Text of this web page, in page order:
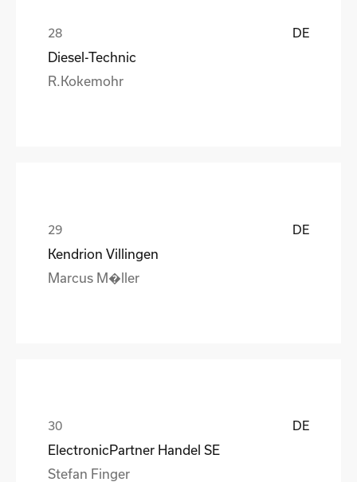
DE
Diesel-Technic
R.Kokemohr
DE
Kendrion Villingen
Marcus M�ller
DE
ElectronicPartner Handel SE
Stefan Finger